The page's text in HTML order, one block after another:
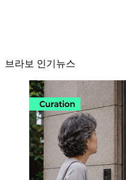
브라보 인기뉴스